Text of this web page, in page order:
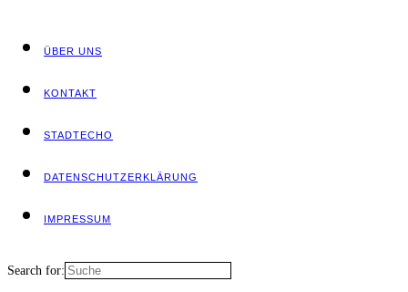
ÜBER UNS
KON­TAKT
STADT­ECHO
DATEN­SCHUTZ­ER­KLÄ­RUNG
IMPRES­SUM
Search for: